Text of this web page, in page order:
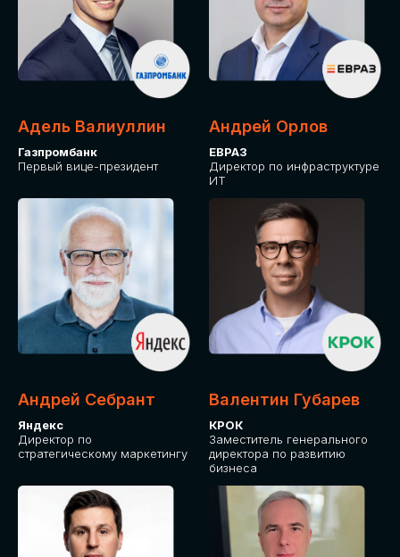
Адель Валиуллин
Газпромбанк
Первый вице-президент
Андрей Орлов
ЕВРАЗ
Директор по инфраструктуре
ИТ
Андрей Себрант
Яндекс
Директор по
стратегическому маркетингу
Валентин Губарев
КРОК
Заместитель генерального
директора по развитию
бизнеса